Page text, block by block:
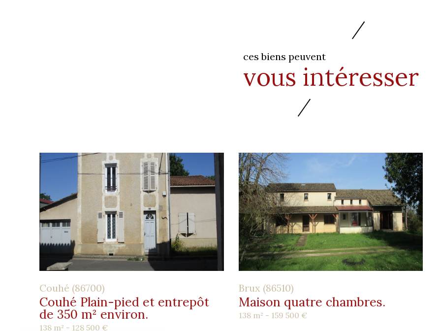
ces biens peuvent
vous intéresser
Couhé (86700)
Couhé Plain-pied et entrepôt
de 350 m² environ.
138 m² - 128 500 €
Brux (86510)
Maison quatre chambres.
138 m² - 159 500 €